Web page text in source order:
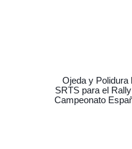
Ojeda y Polidura
SRTS para el
Campeonato